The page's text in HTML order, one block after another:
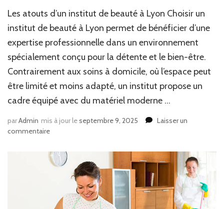
Les atouts d’un institut de beauté à Lyon Choisir un
institut de beauté à Lyon permet de bénéficier d’une
expertise professionnelle dans un environnement
spécialement conçu pour la détente et le bien-être.
Contrairement aux soins à domicile, où l’espace peut
être limité et moins adapté, un institut propose un
cadre équipé avec du matériel moderne …
parAdmin mis à jour leseptembre 9, 2025
Laisser un
commentairesur
institut
de
est-